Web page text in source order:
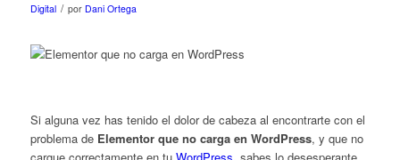
Digital / por Dani Ortega
Si alguna vez has tenido el dolor de cabeza al encontrarte con el
problema deElementor que no carga en WordPress, y que no
cargue correctamente en tu WordPress, sabes lo desesperante